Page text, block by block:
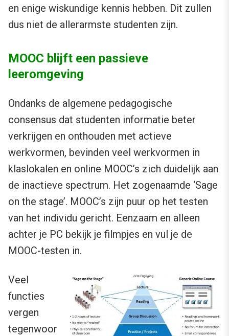
en enige wiskundige kennis hebben. Dit zullen
dus niet de allerarmste studenten zijn.
MOOC blijft een passieve
leeromgeving
Ondanks de algemene pedagogische
consensus dat studenten informatie beter
verkrijgen en onthouden met actieve
werkvormen, bevinden veel werkvormen in
klaslokalen en online MOOC’s zich duidelijk aan
de inactieve spectrum. Het zogenaamde ‘Sage
on the stage’. MOOC’s zijn puur op het testen
van het individu gericht. Eenzaam en alleen
achter je PC bekijk je filmpjes en vul je de
MOOC-testen in.
Veel
functies
vergen
tegenwoor